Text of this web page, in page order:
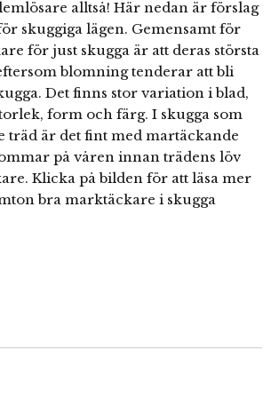
alltså! Här nedan är förslag
skuggiga lägen. Gemensamt för
för just skugga är att deras största
blomning tenderar att bli
Det finns stor variation i blad,
form och färg. I skugga som
träd är det fint med martäckande
på våren innan trädens löv
Klicka på bilden för att läsa mer
bra marktäckare i skugga